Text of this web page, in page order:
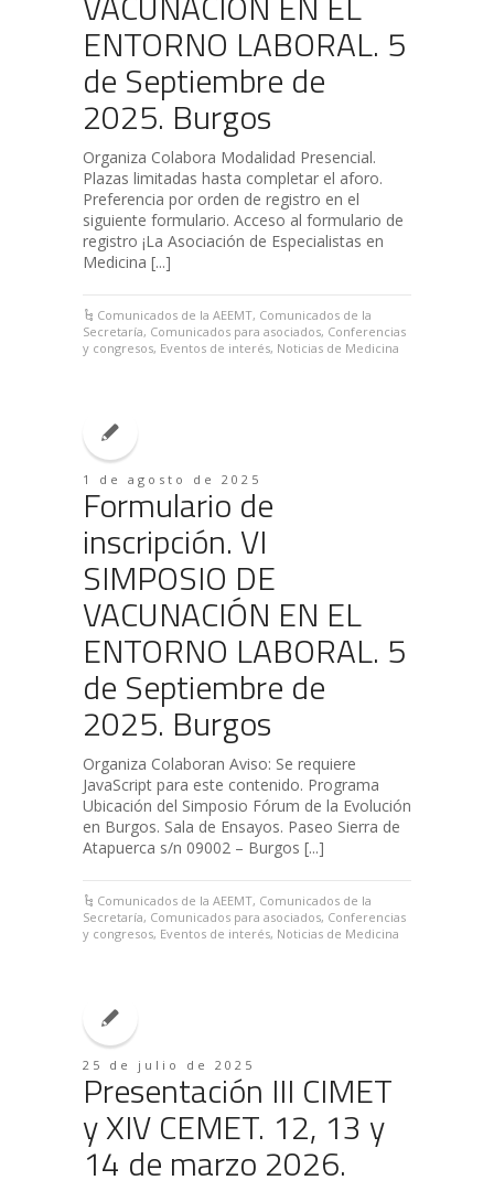
ENTORNO LABORAL. 5
de Septiembre de
2025. Burgos
Organiza Colabora Modalidad Presencial.
Plazas limitadas hasta completar el aforo.
Preferencia por orden de registro en el
siguiente formulario. Acceso al formulario de
registro ¡La Asociación de Especialistas en
Medicina [...]
Comunicados de la AEEMT, Comunicados de la
Secretaría, Comunicados para asociados, Conferencias
y congresos, Eventos de interés, Noticias de Medicina
1 de agosto de 2025
Formulario de
inscripción. VI
SIMPOSIO DE
VACUNACIÓN EN EL
ENTORNO LABORAL. 5
de Septiembre de
2025. Burgos
Organiza Colaboran Aviso: Se requiere
JavaScript para este contenido. Programa
Ubicación del Simposio Fórum de la Evolución
en Burgos. Sala de Ensayos. Paseo Sierra de
Atapuerca s/n 09002 – Burgos [...]
Comunicados de la AEEMT, Comunicados de la
Secretaría, Comunicados para asociados, Conferencias
y congresos, Eventos de interés, Noticias de Medicina
25 de julio de 2025
Presentación III CIMET
y XIV CEMET. 12, 13 y
14 de marzo 2026.